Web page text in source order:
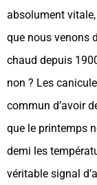
absolument vitale,
que nous venons
chaud depuis
non ? Les
commun d’avoir
que le printemps
demi les
véritable signal